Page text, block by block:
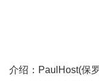
介绍：PaulHost(保